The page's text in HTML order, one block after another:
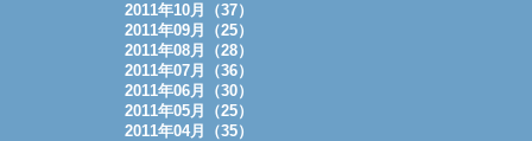
2011年10月（37）
2011年09月（25）
2011年08月（28）
2011年07月（36）
2011年06月（30）
2011年05月（25）
2011年04月（35）